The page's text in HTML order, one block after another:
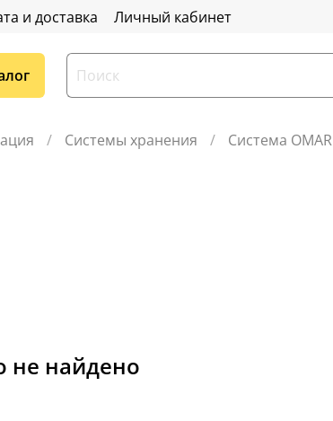
и доставка Личный кабинет
Системы хранения Система OMAR
не найдено